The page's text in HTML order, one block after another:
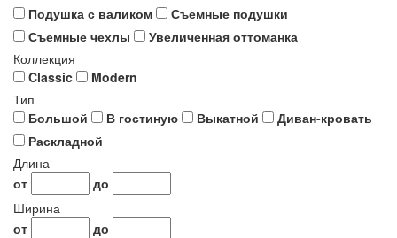
Подушка с валиком
Съемные подушки
Съемные чехлы
Увеличенная оттоманка
Коллекция
Classic
Modern
Тип
Большой
В гостиную Выкатной
Диван-кровать
Раскладной
Длина
от
до
Ширина
от
до